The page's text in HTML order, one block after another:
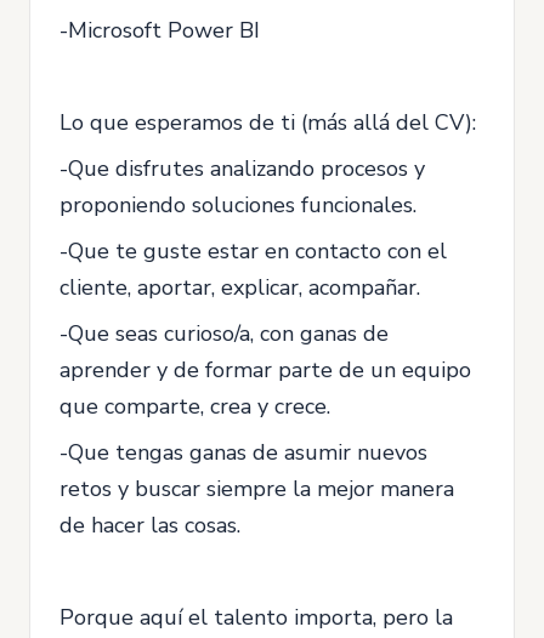
-Microsoft Power BI
Lo que esperamos de ti (más allá del CV):
-Que disfrutes analizando procesos y
proponiendo soluciones funcionales.
-Que te guste estar en contacto con el
cliente, aportar, explicar, acompañar.
-Que seas curioso/a, con ganas de
aprender y de formar parte de un equipo
que comparte, crea y crece.
-Que tengas ganas de asumir nuevos
retos y buscar siempre la mejor manera
de hacer las cosas.
Porque aquí el talento importa, pero la